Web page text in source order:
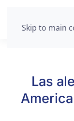
Skip to main
Las